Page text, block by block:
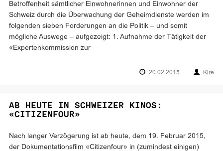
Betroffenheit sämtlicher Einwohnerinnen und Einwohner der
Schweiz durch die Überwachung der Geheimdienste werden im
folgenden sieben Forderungen an die Politik – und somit
mögliche Auswege – aufgezeigt: 1. Aufnahme der Tätigkeit der
«Expertenkommission zur
20.02.2015 Kire
AB HEUTE IN SCHWEIZER KINOS:
«CITIZENFOUR»
Nach langer Verzögerung ist ab heute, dem 19. Februar 2015,
der Dokumentationsfilm «Citizenfour» in (zumindest einigen)